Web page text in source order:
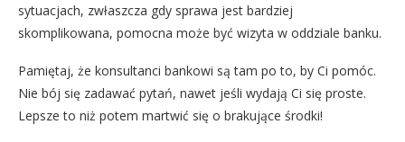
sytuacjach, zwłaszcza gdy sprawa jest bardziej
skomplikowana, pomocna może być wizyta w oddziale banku.
Pamiętaj, że konsultanci bankowi są tam po to, by Ci pomóc.
Nie bój się zadawać pytań, nawet jeśli wydają Ci się proste.
Lepsze to niż potem martwić się o brakujące środki!